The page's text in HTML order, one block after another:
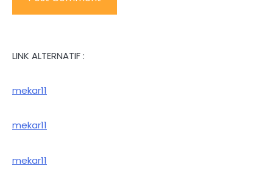
LINK ALTERNATIF :
mekar11
mekar11
mekar11